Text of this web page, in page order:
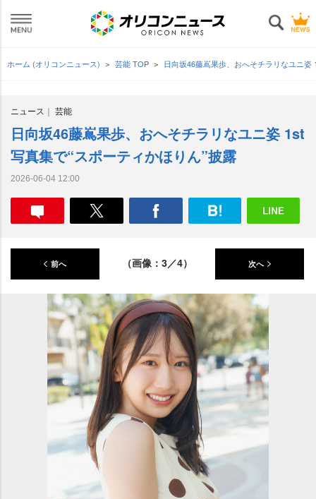
ホーム (オリコンニュース) 芸能 TOP 日向坂46藤嶌果歩、おへそチラリなユニ
ニュース 芸能
日向坂46藤嶌果歩、おへそチラリなユニ姿 1st
写真集で“スポーティかほりん”披露
2026-06-04 12:00
前へ （画像：3／4） 次へ